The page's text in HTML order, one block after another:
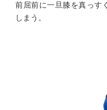
前屈前に一旦膝を真っす
しまう。